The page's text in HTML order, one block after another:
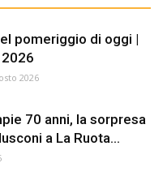
pomeriggio di oggi |
2026
70 anni, la sorpresa
a La Ruota...